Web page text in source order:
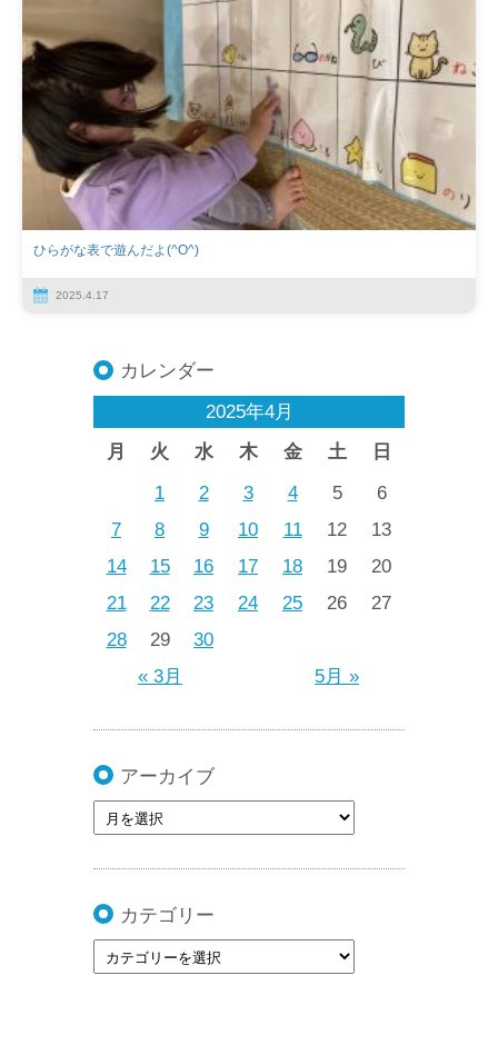
ひらがな表で遊んだよ(^O^)
2025.4.17
カレンダー
2025年4月
月
火 水 木 金 土 日
« 3月 5月 »
1 2 3 4 5
6
7
8 9 10 11 12
13
14
15 16 17 18 19
20
21
22 23 24 25 26
27
28
29 30
アーカイブ
カテゴリー